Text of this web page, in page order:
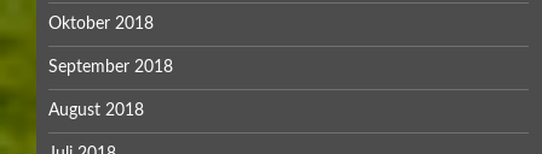
Oktober 2018
September 2018
August 2018